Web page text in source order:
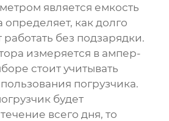
является емкость
определяет, как долго
без подзарядки.
измеряется в ампер-
стоит учитывать
погрузчика.
будет
всего дня, то